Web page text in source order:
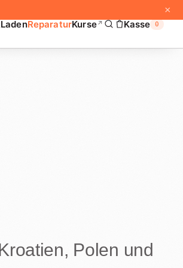
×
LadenReparaturKurse↗ Kasse 0
Polen und